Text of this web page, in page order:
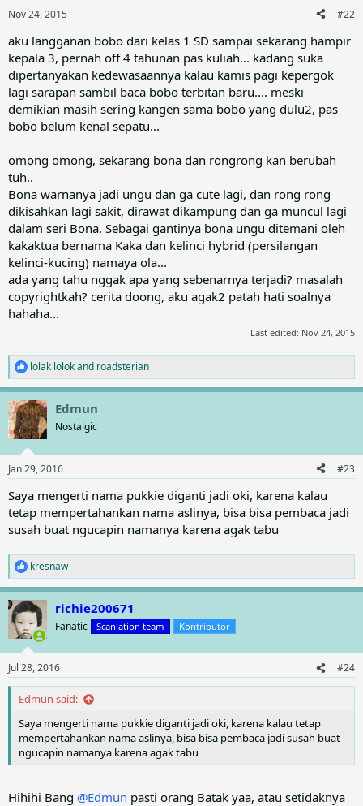
n
s
:
Nov 24, 2015 #22
aku langganan bobo dari kelas 1 SD sampai sekarang hampir
kepala 3, pernah off 4 tahunan pas kuliah... kadang suka
dipertanyakan kedewasaannya kalau kamis pagi kepergok
lagi sarapan sambil baca bobo terbitan baru.... meski
demikian masih sering kangen sama bobo yang dulu2, pas
bobo belum kenal sepatu...
omong omong, sekarang bona dan rongrong kan berubah
tuh..
Bona warnanya jadi ungu dan ga cute lagi, dan rong rong
dikisahkan lagi sakit, dirawat dikampung dan ga muncul lagi
dalam seri Bona. Sebagai gantinya bona ungu ditemani oleh
kakaktua bernama Kaka dan kelinci hybrid (persilangan
kelinci-kucing) namaya ola...
ada yang tahu nggak apa yang sebenarnya terjadi? masalah
copyrightkah? cerita doong, aku agak2 patah hati soalnya
hahaha...
Last edited: Nov 24, 2015
R
e
a
c
t
i
s
:
lolak lolokand roadsterian
Edmun
Nostalgic
Jan 29, 2016 #23
Saya mengerti nama pukkie diganti jadi oki, karena kalau
tetap mempertahankan nama aslinya, bisa bisa pembaca jadi
susah buat ngucapin namanya karena agak tabu
R
e
a
c
t
i
n
s
:
kresnaw
richie200671
Fanatic Scanlation team Kontributor
Jul 28, 2016 #24
Edmun said:
Saya mengerti nama pukkie diganti jadi oki, karena kalau tetap
mempertahankan nama aslinya, bisa bisa pembaca jadi susah buat
ngucapin namanya karena agak tabu
Hihihi Bang @Edmun pasti orang Batak yaa, atau setidaknya